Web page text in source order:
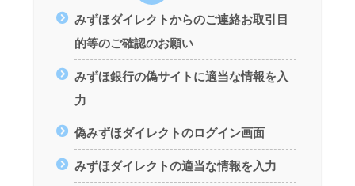
みずほダイレクトからのご連絡お取引目
的等のご確認のお願い
みずほ銀行の偽サイトに適当な情報を入
力
偽みずほダイレクトのログイン画面
みずほダイレクトの適当な情報を入力